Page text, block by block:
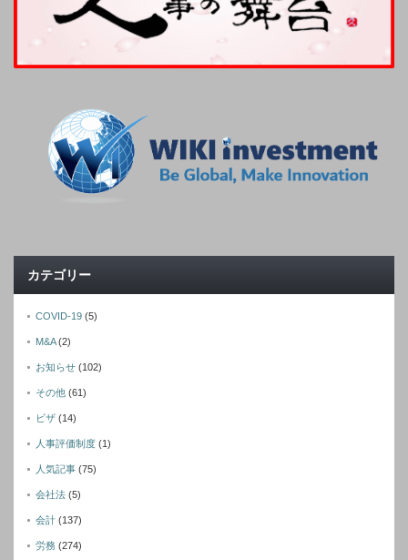
カテゴリー
COVID-19 (5)
M&A(2)
お知らせ (102)
その他 (61)
ビザ (14)
人事評価制度 (1)
人気記事 (75)
会社法 (5)
会計 (137)
労務 (274)